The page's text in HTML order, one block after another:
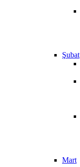
Şubat
Mart